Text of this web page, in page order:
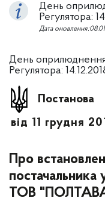
День
Регулятора:
Дата
День
Регулятора:
Постанова
від 11 грудня
Про
постачальника
ТОВ